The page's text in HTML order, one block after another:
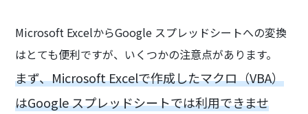
Microsoft ExcelからGoogle スプレッドシートへの変換
はとても便利ですが、いくつかの注意点があります。
まず、Microsoft Excelで作成したマクロ（VBA）
はGoogle スプレッドシートでは利用できませ